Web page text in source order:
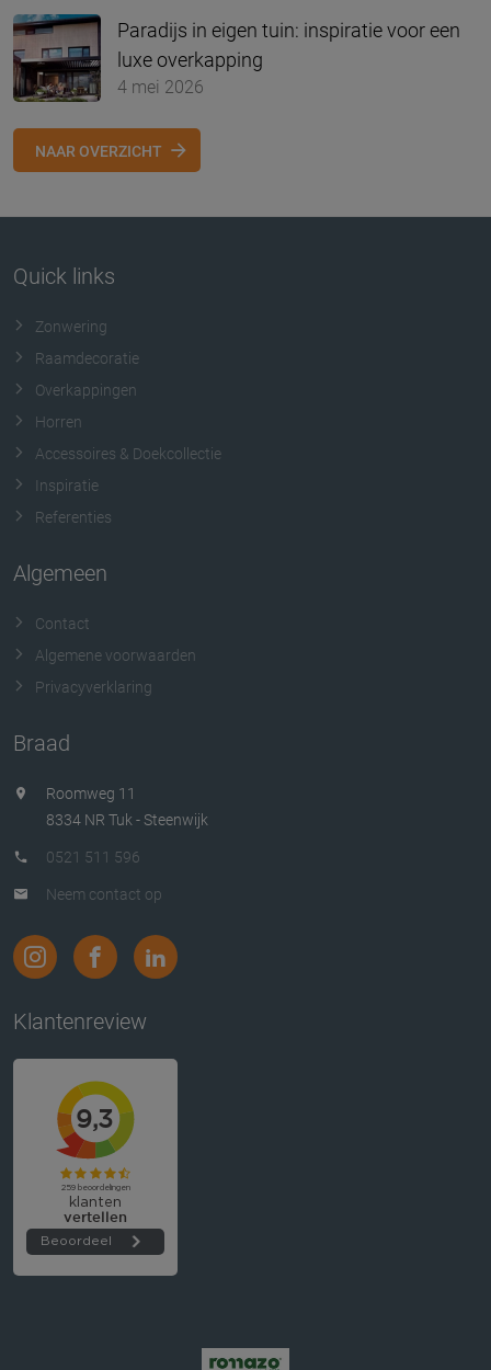
Paradijs in eigen tuin: inspiratie voor een
luxe overkapping
4 mei 2026
NAAR OVERZICHT
Quick links
Zonwering
Raamdecoratie
Overkappingen
Horren
Accessoires & Doekcollectie
Inspiratie
Referenties
Algemeen
Contact
Algemene voorwaarden
Privacyverklaring
Braad
Roomweg 11
8334 NR Tuk - Steenwijk
0521 511 596
Neem contact op
Klantenreview